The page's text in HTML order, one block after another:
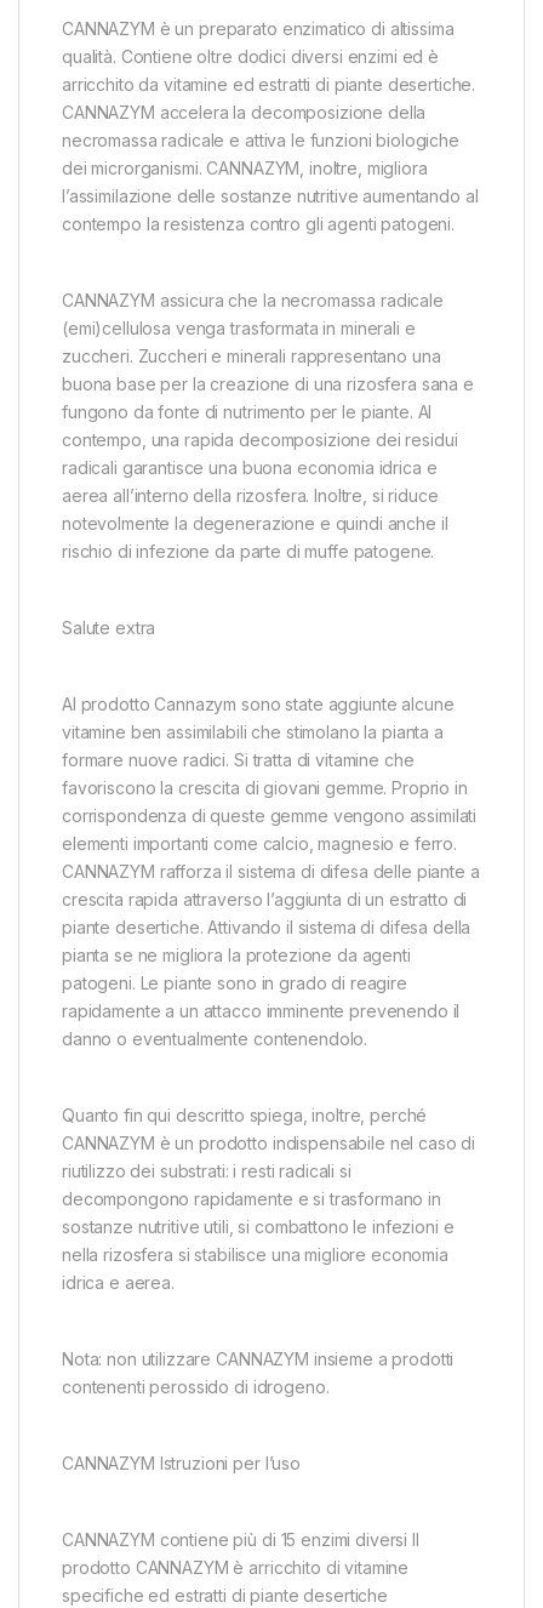
CANNAZYM è un preparato enzimatico di altissima
qualità. Contiene oltre dodici diversi enzimi ed è
arricchito da vitamine ed estratti di piante desertiche.
CANNAZYM accelera la decomposizione della
necromassa radicale e attiva le funzioni biologiche
dei microrganismi. CANNAZYM, inoltre, migliora
l’assimilazione delle sostanze nutritive aumentando al
contempo la resistenza contro gli agenti patogeni.
CANNAZYM assicura che la necromassa radicale
(emi)cellulosa venga trasformata in minerali e
zuccheri. Zuccheri e minerali rappresentano una
buona base per la creazione di una rizosfera sana e
fungono da fonte di nutrimento per le piante. Al
contempo, una rapida decomposizione dei residui
radicali garantisce una buona economia idrica e
aerea all’interno della rizosfera. Inoltre, si riduce
notevolmente la degenerazione e quindi anche il
rischio di infezione da parte di muffe patogene.
Salute extra
Al prodotto Cannazym sono state aggiunte alcune
vitamine ben assimilabili che stimolano la pianta a
formare nuove radici. Si tratta di vitamine che
favoriscono la crescita di giovani gemme. Proprio in
corrispondenza di queste gemme vengono assimilati
elementi importanti come calcio, magnesio e ferro.
CANNAZYM rafforza il sistema di difesa delle piante a
crescita rapida attraverso l’aggiunta di un estratto di
piante desertiche. Attivando il sistema di difesa della
pianta se ne migliora la protezione da agenti
patogeni. Le piante sono in grado di reagire
rapidamente a un attacco imminente prevenendo il
danno o eventualmente contenendolo.
Quanto fin qui descritto spiega, inoltre, perché
CANNAZYM è un prodotto indispensabile nel caso di
riutilizzo dei substrati: i resti radicali si
decompongono rapidamente e si trasformano in
sostanze nutritive utili, si combattono le infezioni e
nella rizosfera si stabilisce una migliore economia
idrica e aerea.
Nota: non utilizzare CANNAZYM insieme a prodotti
contenenti perossido di idrogeno.
CANNAZYM Istruzioni per l’uso
CANNAZYM contiene più di 15 enzimi diversi Il
prodotto CANNAZYM è arricchito di vitamine
specifiche ed estratti di piante desertiche